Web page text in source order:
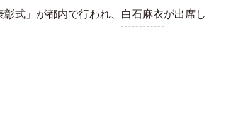
彰式」が都内で行われ、 白石麻衣が出席し